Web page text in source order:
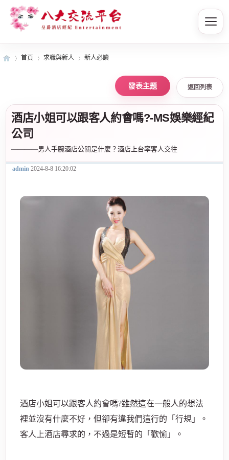
首頁 求職與新人 新人必讀
返回列表
酒店小姐可以跟客人約會嗎?-MS娛樂經紀
公司
————男人手腕酒店公關是什麼？酒店上台率客人交往
admin 2024-8-8 16:20:02
酒店小姐可以跟客人約會嗎?雖然這在一般人的想法
裡並沒有什麼不好，但卻有違我們這行的「行規」。
客人上酒店尋求的，不過是短暫的「歡愉」。